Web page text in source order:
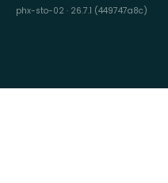
phx-sto-02 · 26.7.1 (449747a8c)